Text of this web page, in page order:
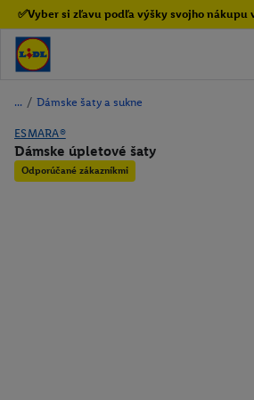
✅Vyber si zľavu podľa výšky svojho nákupu
/ Dámske šaty a sukne
ESMARA®
Dámske úpletové šaty
Odporúčané zákazníkmi